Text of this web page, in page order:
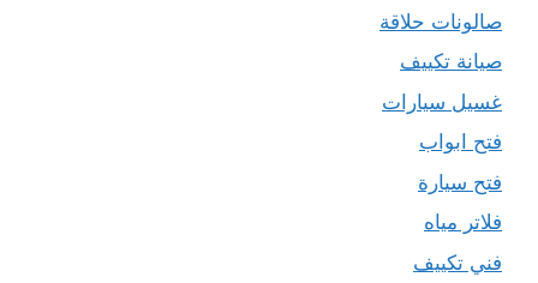
صالونات حلاقة
صيانة تكييف
غسيل سيارات
فتح ابواب
فتح سيارة
فلاتر مياه
فني تكييف